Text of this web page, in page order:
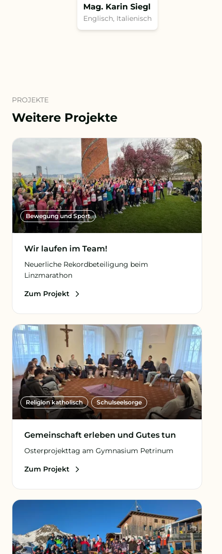
Mag. Karin Siegl
Englisch, Italienisch
PROJEKTE
Weitere Projekte
Bewegung und Sport
Wir laufen im Team!
Neuerliche Rekordbeteiligung beim
Linzmarathon
Zum Projekt
Religion katholisch Schulseelsorge
Gemeinschaft erleben und Gutes tun
Osterprojekttag am Gymnasium Petrinum
Zum Projekt